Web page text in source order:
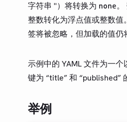
可视化
内省
数据加载
CSV
JSON
TOML
字符串 ''）将转换为 none。
整数转化为浮点值或整数值
签将被忽略，但加载的值仍
示例中的 YAML 文件为一
键为 “title” 和 “published”
举例